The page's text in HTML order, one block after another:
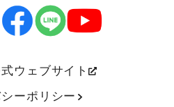
ウェブサイト
ーポリシー